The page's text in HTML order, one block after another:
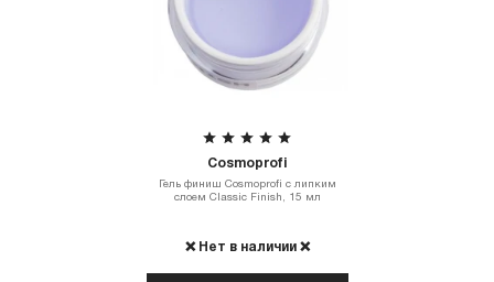
Cosmoprofi
Гель финиш Cosmoprofi с липким
слоем Classiс Finish, 15 мл
❌ Нет в наличии ❌